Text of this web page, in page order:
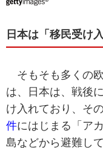
日本は「移民受け
そもそも多くの
は、日本は、戦後
け入れており、そ
件にはじまる「ア
島などから避難し